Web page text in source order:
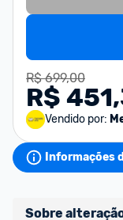
R$ 699,00
R$
Vendido por:
Informações
Sobre